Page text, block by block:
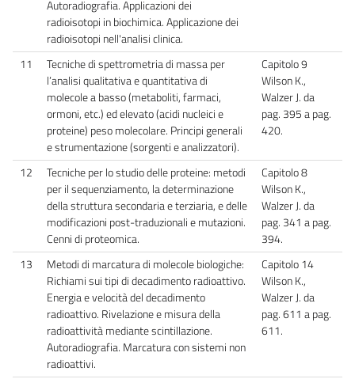
Autoradiografia. Applicazioni dei
radioisotopi in biochimica. Applicazione dei
radioisotopi nell'analisi clinica.
11
Tecniche di spettrometria di massa per
l’analisi qualitativa e quantitativa di
molecole a basso (metaboliti, farmaci,
ormoni, etc.) ed elevato (acidi nucleici e
proteine) peso molecolare. Principi generali
e strumentazione (sorgenti e analizzatori).
Capitolo 9
Wilson K.,
Walzer J. da
pag. 395 a pag.
420.
12
Tecniche per lo studio delle proteine: metodi
per il sequenziamento, la determinazione
della struttura secondaria e terziaria, e delle
modificazioni post-traduzionali e mutazioni.
Cenni di proteomica.
Capitolo 8
Wilson K.,
Walzer J. da
pag. 341 a pag.
394.
13
Metodi di marcatura di molecole biologiche:
Richiami sui tipi di decadimento radioattivo.
Energia e velocità del decadimento
radioattivo. Rivelazione e misura della
radioattività mediante scintillazione.
Autoradiografia. Marcatura con sistemi non
radioattivi.
Capitolo 14
Wilson K.,
Walzer J. da
pag. 611 a pag.
611.